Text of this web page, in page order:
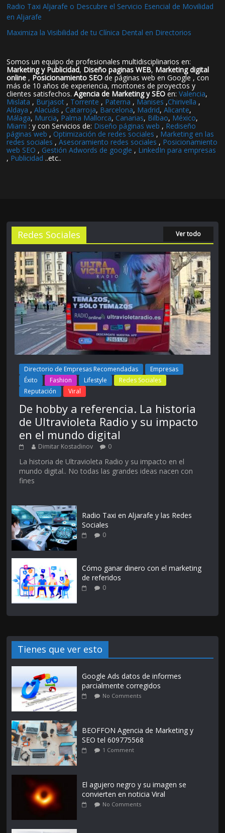
Radio Taxi Aljarafe o Descubre el Servicio Esencial de Movilidad
en Aljarafe
Maximiza la Visibilidad de tu Clínica Dental en Directorios
Somos un equipo de profesionales multidisciplinarios en:
Marketing y Publicidad, Diseño paginas WEB, Marketing digital
online , Posicionamiento SEO de páginas web en Google , con
más de 10 años de experiencia, montones de proyectos y
clientes satisfechos.Agencia de Marketing y SEO en:Valencia,
Mislata , Burjasot , Torrente , Paterna , Manises ,Chirivella ,
Aldaya ,Alacuás , Catarroja, Barcelona, Madrid,Alicante,
Málaga, Murcia, Palma Mallorca, Canarias, Bilbao, México,
Miami : y con Servicios de: Diseño páginas web , Rediseño
páginas web , Optimización de redes sociales , Marketing en las
redes sociales ,Asesoramiento redes sociales , Posicionamiento
web SEO , Gestión Adwords de google , LinkedIn para empresas
, Publicidad ..etc..
Redes Sociales Ver todo
Directorio de Empresas Recomendadas
Empresas
Éxito
Fashion Lifestyle
Redes Sociales
Reputación
Viral
De hobby a referencia. La historia
de Ultravioleta Radio y su impacto
en el mundo digital
Dimitar Kostadinov 0
La historia de Ultravioleta Radio y su impacto en el
mundo digital.. No todas las grandes ideas nacen con
fines
Radio Taxi en Aljarafe y las Redes
Sociales
0
Cómo ganar dinero con el marketing
de referidos
0
Tienes que ver esto
Google Ads datos de informes
parcialmente corregidos
No Comments
BEOFFON Agencia de Marketing y
SEO tel 609775568
1 Comment
El agujero negro y su imagen se
convierten en noticia Viral
No Comments